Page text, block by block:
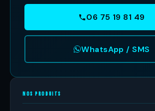
06 75 19 81 49
WhatsApp / SMS
NOS PRODUITS